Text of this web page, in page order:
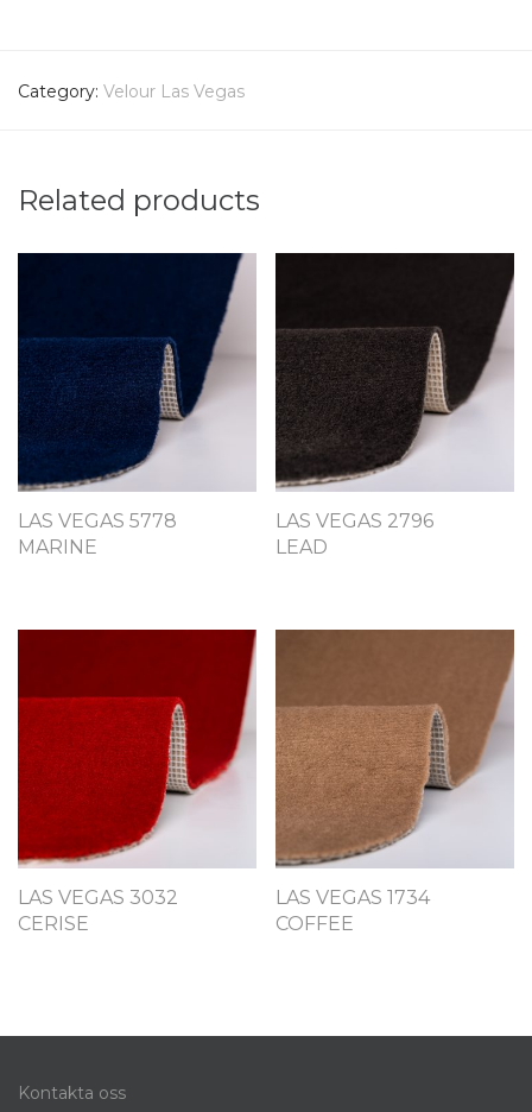
Category: Velour Las Vegas
Related products
LAS VEGAS 5778
MARINE
LAS VEGAS 2796
LEAD
LAS VEGAS 3032
CERISE
LAS VEGAS 1734
COFFEE
Kontakta oss